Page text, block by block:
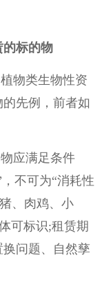
标的物
物类生物性资
先例，前者如
应满足条件
不可为“消耗性
、肉鸡、小
可标识;租赁期
问题、自然孳